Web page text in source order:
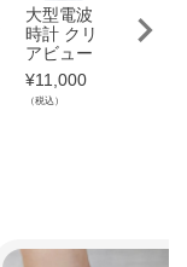
大型電波
時計 クリ
アビュー
¥11,000
（税込）
大型電
時計 グ